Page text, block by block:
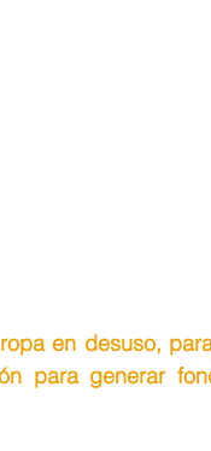
en desuso,
para generar